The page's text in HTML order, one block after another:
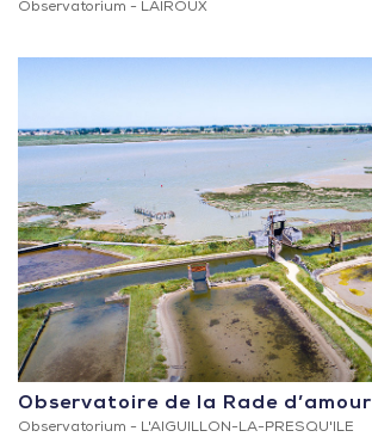
Observatorium - LAIROUX
Observatoire de la Rade d’amour
Observatorium - L'AIGUILLON-LA-PRESQU'ILE